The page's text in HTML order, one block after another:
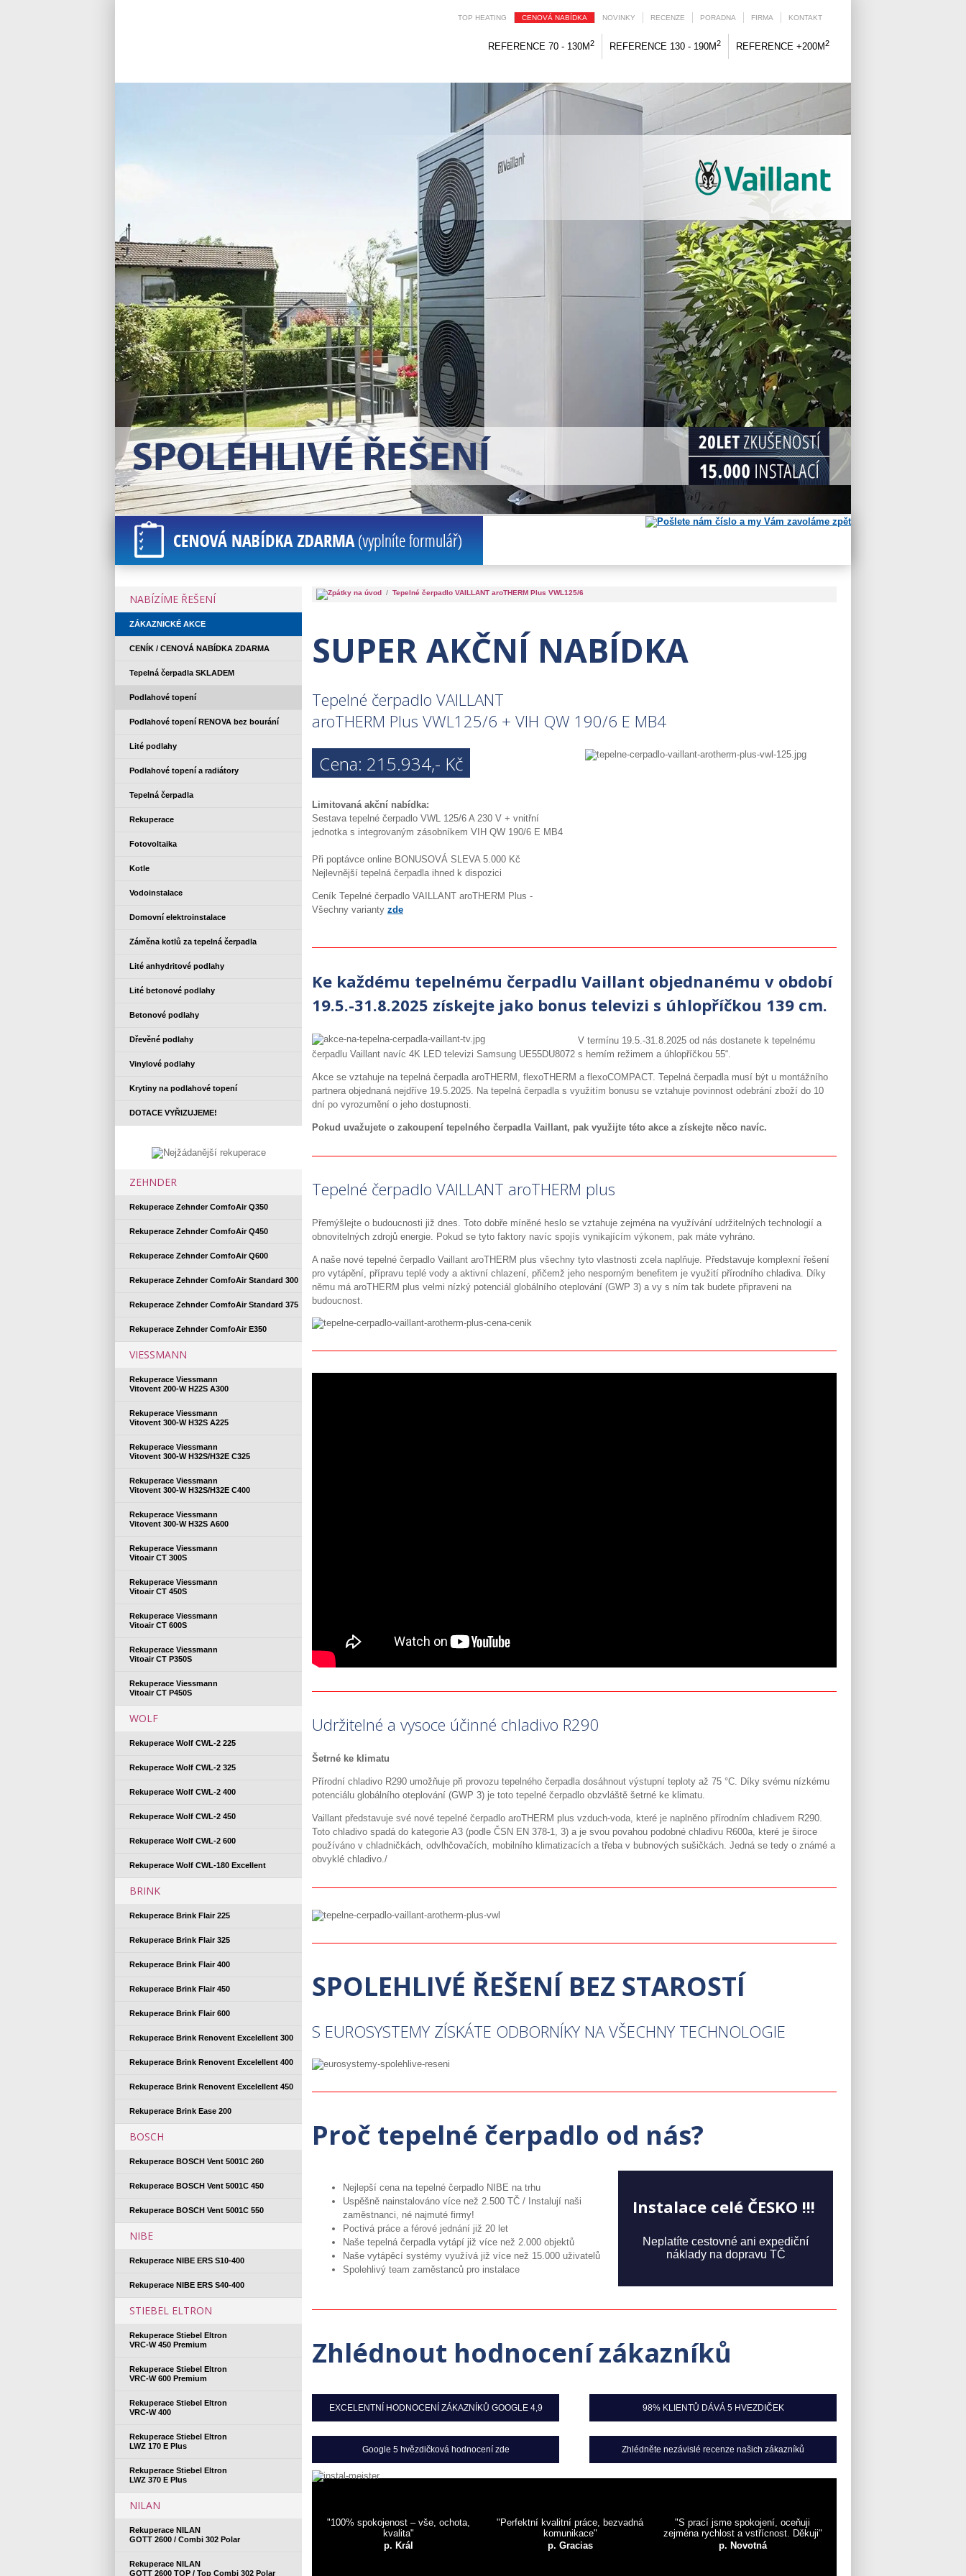
REFERENCE 70 - 130M2 REFERENCE 130 - 190M2 REFERENCE +200M2
TOP HEATING CENOVÁ NABÍDKA NOVINKY RECENZE PORADNA FIRMA KONTAKT
NABÍZÍME ŘEŠENÍ
ZÁKAZNICKÉ AKCE
CENÍK / CENOVÁ NABÍDKA ZDARMA
Tepelná čerpadla SKLADEM
Podlahové topení
Podlahové topení RENOVA bez bourání
Lité podlahy
Podlahové topení a radiátory
Tepelná čerpadla
Rekuperace
Fotovoltaika
Kotle
Vodoinstalace
Domovní elektroinstalace
Záměna kotlů za tepelná čerpadla
Lité anhydritové podlahy
Lité betonové podlahy
Betonové podlahy
Dřevěné podlahy
Vinylové podlahy
Krytiny na podlahové topení
DOTACE VYŘIZUJEME!
ZEHNDER
Rekuperace Zehnder ComfoAir Q350
Rekuperace Zehnder ComfoAir Q450
Rekuperace Zehnder ComfoAir Q600
Rekuperace Zehnder ComfoAir Standard 300
Rekuperace Zehnder ComfoAir Standard 375
Rekuperace Zehnder ComfoAir E350
VIESSMANN
Rekuperace Viessmann
Vitovent 200-W H22S A300
Rekuperace Viessmann
Vitovent 300-W H32S A225
Rekuperace Viessmann
Vitovent 300-W H32S/H32E C325
Rekuperace Viessmann
Vitovent 300-W H32S/H32E C400
Rekuperace Viessmann
Vitovent 300-W H32S A600
Rekuperace Viessmann
Vitoair CT 300S
Rekuperace Viessmann
Vitoair CT 450S
Rekuperace Viessmann
Vitoair CT 600S
Rekuperace Viessmann
Vitoair CT P350S
Rekuperace Viessmann
Vitoair CT P450S
WOLF
Rekuperace Wolf CWL-2 225
Rekuperace Wolf CWL-2 325
Rekuperace Wolf CWL-2 400
Rekuperace Wolf CWL-2 450
Rekuperace Wolf CWL-2 600
Rekuperace Wolf CWL-180 Excellent
BRINK
Rekuperace Brink Flair 225
Rekuperace Brink Flair 325
Rekuperace Brink Flair 400
Rekuperace Brink Flair 450
Rekuperace Brink Flair 600
Rekuperace Brink Renovent Excelellent 300
Rekuperace Brink Renovent Excelellent 400
Rekuperace Brink Renovent Excelellent 450
Rekuperace Brink Ease 200
BOSCH
Rekuperace BOSCH Vent 5001C 260
Rekuperace BOSCH Vent 5001C 450
Rekuperace BOSCH Vent 5001C 550
NIBE
Rekuperace NIBE ERS S10-400
Rekuperace NIBE ERS S40-400
STIEBEL ELTRON
Rekuperace Stiebel Eltron
VRC-W 450 Premium
Rekuperace Stiebel Eltron
VRC-W 600 Premium
Rekuperace Stiebel Eltron
VRC-W 400
Rekuperace Stiebel Eltron
LWZ 170 E Plus
Rekuperace Stiebel Eltron
LWZ 370 E Plus
NILAN
Rekuperace NILAN
GOTT 2600 / Combi 302 Polar
Rekuperace NILAN
GOTT 2600 TOP / Top Combi 302 Polar
/ Tepelné čerpadlo VAILLANT aroTHERM Plus VWL125/6
SUPER AKČNÍ NABÍDKA
Tepelné čerpadlo VAILLANT
aroTHERM Plus VWL125/6 + VIH QW 190/6 E MB4
Cena: 215.934,- Kč
Limitovaná akční nabídka:
Sestava tepelné čerpadlo VWL 125/6 A 230 V + vnitřní
jednotka s integrovaným zásobníkem VIH QW 190/6 E MB4
Při poptávce online BONUSOVÁ SLEVA 5.000 Kč
Nejlevnější tepelná čerpadla ihned k dispozici
Ceník Tepelné čerpadlo VAILLANT aroTHERM Plus -
Všechny varianty zde
Ke každému tepelnému čerpadlu Vaillant objednanému v období
19.5.-31.8.2025 získejte jako bonus televizi s úhlopříčkou 139 cm.
V termínu 19.5.-31.8.2025 od nás dostanete k tepelnému
čerpadlu Vaillant navíc 4K LED televizi Samsung UE55DU8072 s herním režimem a úhlopříčkou 55“.
Akce se vztahuje na tepelná čerpadla aroTHERM, flexoTHERM a flexoCOMPACT. Tepelná čerpadla musí být u montážního
partnera objednaná nejdříve 19.5.2025. Na tepelná čerpadla s využitím bonusu se vztahuje povinnost odebrání zboží do 10
dní po vyrozumění o jeho dostupnosti.
Pokud uvažujete o zakoupení tepelného čerpadla Vaillant, pak využijte této akce a získejte něco navíc.
Tepelné čerpadlo VAILLANT aroTHERM plus
Přemýšlejte o budoucnosti již dnes. Toto dobře míněné heslo se vztahuje zejména na využívání udržitelných technologií a
obnovitelných zdrojů energie. Pokud se tyto faktory navíc spojís vynikajícím výkonem, pak máte vyhráno.
A naše nové tepelné čerpadlo Vaillant aroTHERM plus všechny tyto vlastnosti zcela naplňuje. Představuje komplexní řešení
pro vytápění, přípravu teplé vody a aktivní chlazení, přičemž jeho nesporným benefitem je využití přírodního chladiva. Díky
němu má aroTHERM plus velmi nízký potenciál globálního oteplování (GWP 3) a vy s ním tak budete připraveni na
budoucnost.
Udržitelné a vysoce účinné chladivo R290
Šetrné ke klimatu
Přírodní chladivo R290 umožňuje při provozu tepelného čerpadla dosáhnout výstupní teploty až 75 °C. Díky svému nízkému
potenciálu globálního oteplování (GWP 3) je toto tepelné čerpadlo obzvláště šetrné ke klimatu.
Vaillant představuje své nové tepelné čerpadlo aroTHERM plus vzduch-voda, které je naplněno přírodním chladivem R290.
Toto chladivo spadá do kategorie A3 (podle ČSN EN 378-1, 3) a je svou povahou podobné chladivu R600a, které je široce
používáno v chladničkách, odvlhčovačích, mobilního klimatizacích a třeba v bubnových sušičkách. Jedná se tedy o známé a
obvyklé chladivo./
SPOLEHLIVÉ ŘEŠENÍ BEZ STAROSTÍ
S EUROSYSTEMY ZÍSKÁTE ODBORNÍKY NA VŠECHNY TECHNOLOGIE
Proč tepelné čerpadlo od nás?
Nejlepší cena na tepelné čerpadlo NIBE na trhu
Uspěšně nainstalováno více než 2.500 TČ / Instalují naši
zaměstnanci, né najmuté firmy!
Poctivá práce a férové jednání již 20 let
Naše tepelná čerpadla vytápí již více než 2.000 objektů
Naše vytápěcí systémy využívá již více než 15.000 uživatelů
Spolehlivý team zaměstanců pro instalace
Instalace celé ČESKO !!!
Neplatíte cestovné ani expediční
náklady na dopravu TČ
Zhlédnout hodnocení zákazníků
EXCELENTNÍ HODNOCENÍ ZÁKAZNÍKŮ GOOGLE 4,9 98% KLIENTŮ DÁVÁ 5 HVEZDIČEK
Google 5 hvězdičková hodnocení zde Zhlédněte nezávislé recenze našich zákazníků
"100% spokojenost – vše, ochota,
kvalita"
p. Král
"Perfektní kvalitní práce, bezvadná
komunikace"
p. Gracias
"S prací jsme spokojení, oceňuji
zejména rychlost a vstřícnost. Děkuji"
p. Novotná